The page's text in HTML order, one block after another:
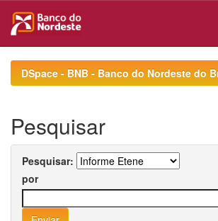
navigationDSpace - BNB - Banco do Nordeste do
Pesquisar
Pesquisar:
por